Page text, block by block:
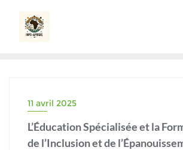
content
11 avril 2025
L’Éducation Spécialisée et la
de l’Inclusion et de